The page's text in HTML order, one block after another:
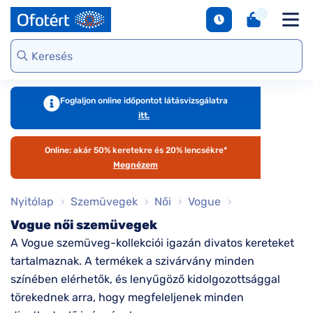
Webshop kínálat
Virtuális
szemüvegpróba
Szemüveg-
kiegészítők
Online vásárlás
útmutató
Kategória
Női
Férfi
Gyermek
Ralph
Tommy
Emporio
Armani
megtekintése
Kollekciók
Polarizált
napszemüvegek
Virtuális
napszemüvegpróba
Kategória
Férfi
Ray-Ban
Guess
Exchange
Ralph
Gondoskodjunk
szemünkről
Kerettípusok
Márkaismertető
Foglaljon online időpontot látásvizsgálatra
itt.
Online: akár 50% keretekre és 20% lencsékre*
Megnézem
Nyitólap Szemüvegek Női Vogue
Vogue női szemüvegek
A Vogue szemüveg-kollekciói igazán divatos kereteket
tartalmaznak. A termékek a szivárvány minden
színében elérhetők, és lenyűgöző kidolgozottsággal
törekednek arra, hogy megfeleljenek minden